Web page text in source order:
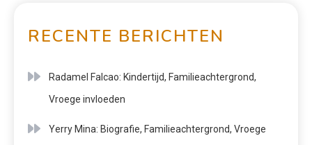
RECENTE BERICHTEN
Radamel Falcao: Kindertijd, Familieachtergrond,
Vroege invloeden
Yerry Mina: Biografie, Familieachtergrond, Vroege